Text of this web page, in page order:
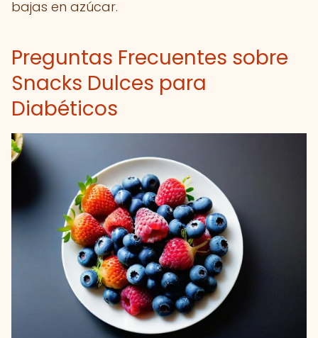
bajas en azúcar.
Preguntas Frecuentes sobre
Snacks Dulces para
Diabéticos